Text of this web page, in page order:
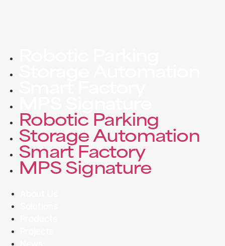
Robotic Parking
Storage Automation
Smart Factory
MPS Signature